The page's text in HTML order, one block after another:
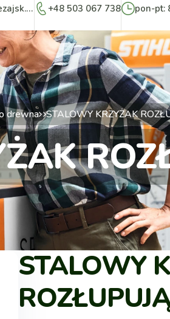
biuro(a)rolniklezajsk.pl +48 503 067 738 pon-pt:
drewna STALOWY KRZYŻAK
STALOWY